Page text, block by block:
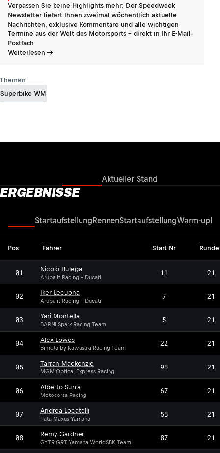
Verpassen Sie keine Highlights mehr: Der Speedweek
Newsletter liefert Ihnen zweimal wöchentlich aktuelle
Nachrichten, exklusive Kommentare und alle wichtigen
Termine aus der Welt des Motorsports - direkt in Ihr E-Mail-
Postfach
Weiterlesen
Themen
Superbike WM
Aktueller Stand
ERGEBNISSE
StartaufstellungRennenStartaufstellungWarm-up
Pos Fahrer Start Nr
01 Nicolò Bulega
Aruba.it Racing - Ducati 11 21
02 Iker Lecuona
Aruba.it Racing - Ducati 7 21
03 Yari Montella
BARNI Spark Racing Team 5 21
04 Alex Lowes
Bimota by Kawasaki Racing Team 22 21
05 Tarran Mackenzie
MGM Optical Express Racing 95 21
06 Alberto Surra
Motocorsa Racing 67 21
07 Andrea Locatelli
Pata Maxus Yamaha 55 21
08 Remy Gardner
GYTR GRT Yamaha WorldSBK Team 87 21